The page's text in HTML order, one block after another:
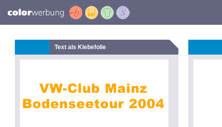
Text als Klebefolie